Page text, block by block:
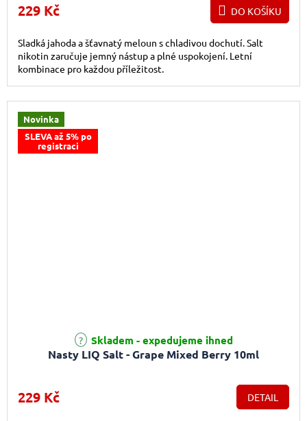
229 Kč DO KOŠÍKU
Sladká jahoda a šťavnatý meloun s chladivou dochutí. Salt
nikotin zaručuje jemný nástup a plné uspokojení. Letní
kombinace pro každou příležitost.
Novinka
SLEVA až 5% po
registraci
Nasty LIQ Salt - Grape Mixed Berry 10ml
Skladem - expedujeme ihned
229 Kč DETAIL